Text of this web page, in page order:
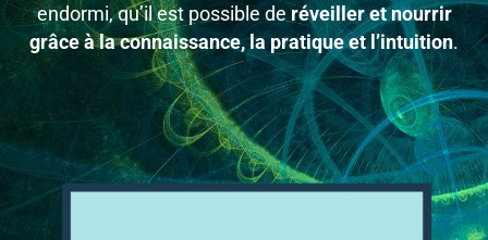
endormi, qu’il est possible de réveiller et nourrir
grâce à la connaissance, la pratique et l’intuition.